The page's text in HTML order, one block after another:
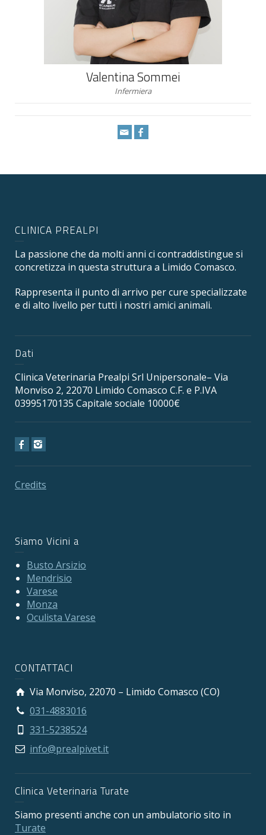
Valentina Sommei
Infermiera
CLINICA PREALPI
La passione che da molti anni ci contraddistingue si
concretizza in questa struttura a Limido Comasco.
Rappresenta il punto di arrivo per cure specializzate
e di alto livello per tutti i nostri amici animali.
Dati
Clinica Veterinaria Prealpi Srl Unipersonale– Via
Monviso 2, 22070 Limido Comasco C.F. e P.IVA
03995170135 Capitale sociale 10000€
Credits
Siamo Vicini a
Busto Arsizio
Mendrisio
Varese
Monza
Oculista Varese
CONTATTACI
Via Monviso, 22070 – Limido Comasco (CO)
031-4883016
331-5238524
info@prealpivet.it
Clinica Veterinaria Turate
Siamo presenti anche con un ambulatorio sito in
Turate